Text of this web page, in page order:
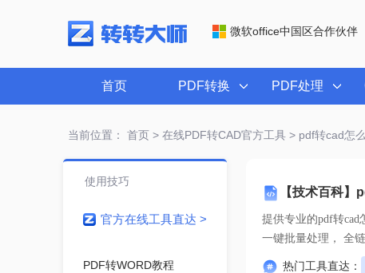
微软office中国区合作伙伴
首页 PDF转换 PDF处理
当前位置： 首页> 在线PDF转CAD官方工具> pdf转cad怎
【技术百科
提供专业的pdf转cad
一键
热门工具直达：
使用技巧
官方在线工具直达 >
PDF转WORD教程